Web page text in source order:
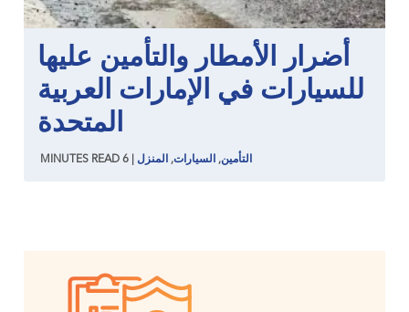
أضرار الأمطار والتأمين عليها
للسيارات في الإمارات العربية
المتحدة
التأمين, السيارات, المنزل 6
MINUTES READ